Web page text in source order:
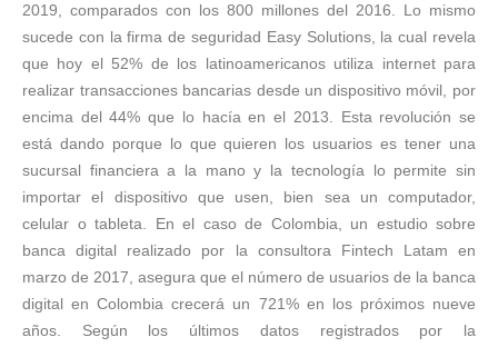
2019, comparados con los 800 millones del 2016. Lo mismo
sucede con la firma de seguridad Easy Solutions, la cual revela
que hoy el 52% de los latinoamericanos utiliza internet para
realizar transacciones bancarias desde un dispositivo móvil, por
encima del 44% que lo hacía en el 2013. Esta revolución se
está dando porque lo que quieren los usuarios es tener una
sucursal financiera a la mano y la tecnología lo permite sin
importar el dispositivo que usen, bien sea un computador,
celular o tableta. En el caso de Colombia, un estudio sobre
banca digital realizado por la consultora Fintech Latam en
marzo de 2017, asegura que el número de usuarios de la banca
digital en Colombia crecerá un 721% en los próximos nueve
años. Según los últimos datos registrados por la